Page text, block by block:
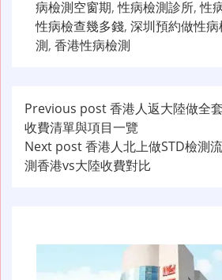
病檢測空窗期,性病檢測診所,性
性病檢查幾多錢, 深圳預約做性病
測, 香港性病檢測
文
章
导
Previous post香港人返大陸做全
收費清單與項目一覽
Next post香港人北上做STD檢測
測香港vs大陸收費對比